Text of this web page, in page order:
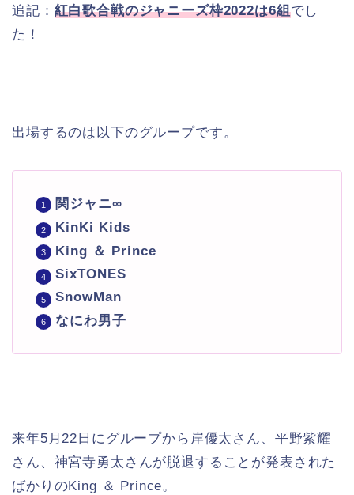
追記： 紅白歌合戦のジャニーズ枠2022は6組でし
た！
出場するのは以下のグループです。
関ジャニ∞
KinKi Kids
King ＆ Prince
SixTONES
SnowMan
なにわ男子
来年5月22日にグループから岸優太さん、平野紫耀
さん、神宮寺勇太さんが脱退することが発表された
ばかりのKing ＆ Prince。